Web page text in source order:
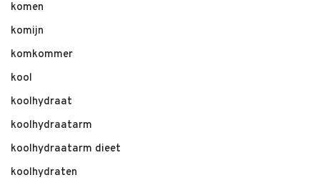
komen
komijn
komkommer
kool
koolhydraat
koolhydraatarm
koolhydraatarm dieet
koolhydraten